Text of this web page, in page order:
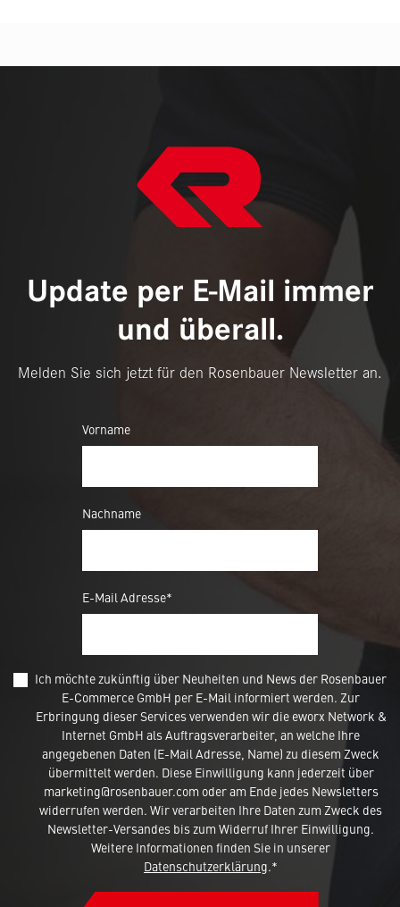
Update per E-Mail immer
und überall.
Melden Sie sich jetzt für den Rosenbauer Newsletter an.
Vorname
Nachname
E-Mail Adresse*
Ich möchte zukünftig über Neuheiten und News der Rosenbauer
E-Commerce GmbH per E-Mail informiert werden. Zur
Erbringung dieser Services verwenden wir die eworx Network &
Internet GmbH als Auftragsverarbeiter, an welche Ihre
angegebenen Daten (E-Mail Adresse, Name) zu diesem Zweck
übermittelt werden. Diese Einwilligung kann jederzeit über
marketing@rosenbauer.com oder am Ende jedes Newsletters
widerrufen werden. Wir verarbeiten Ihre Daten zum Zweck des
Newsletter-Versandes bis zum Widerruf Ihrer Einwilligung.
Weitere Informationen finden Sie in unserer
Datenschutzerklärung.*